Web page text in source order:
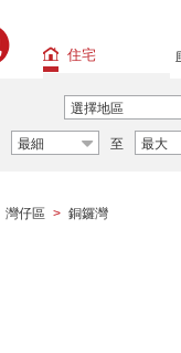
住宅
選擇地區
最細 至 最大
灣仔區 > 銅鑼灣